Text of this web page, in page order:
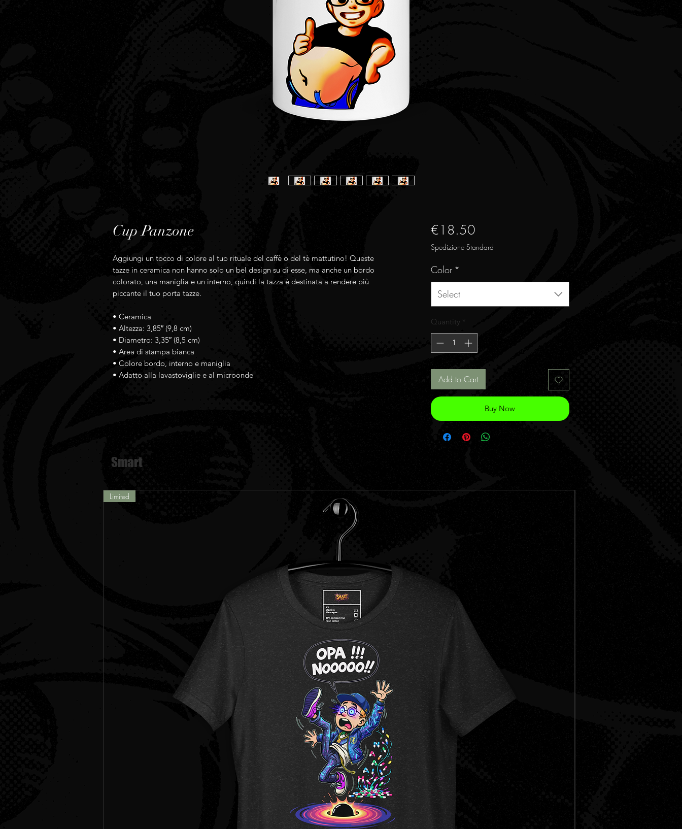
Cup Panzone
Aggiungi un tocco di colore al tuo rituale del caffè o del tè mattutino! Queste
tazze in ceramica non hanno solo un bel design su di esse, ma anche un bordo
colorato, una maniglia e un interno, quindi la tazza è destinata a rendere più
piccante il tuo porta tazze.
• Ceramica
• Altezza: 3,85″ (9,8 cm)
• Diametro: 3,35″ (8,5 cm)
• Area di stampa bianca
• Colore bordo, interno e maniglia
• Adatto alla lavastoviglie e al microonde
€18.50Price
Spedizione Standard
Color *
Select
Quantity *
Add to Cart
Buy Now
Smart
Limited